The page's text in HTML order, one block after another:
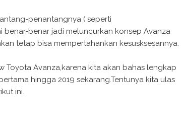
penantangnya ( seperti
benar-benar jadi meluncurkan konsep Avanza
tetap bisa mempertahankan kesusksesannya.
Toyota Avanza,karena kita akan bahas lengkap
hingga 2019 sekarang.Tentunya kita ulas
ini.